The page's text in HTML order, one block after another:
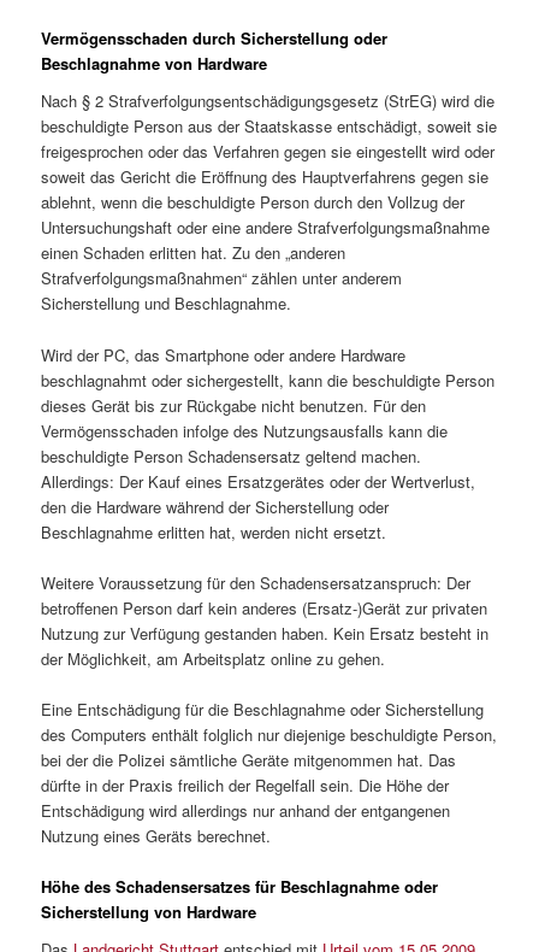
Vermögensschaden durch Sicherstellung oder
Beschlagnahme von Hardware
Nach § 2 Strafverfolgungsentschädigungsgesetz (StrEG) wird die
beschuldigte Person aus der Staatskasse entschädigt, soweit sie
freigesprochen oder das Verfahren gegen sie eingestellt wird oder
soweit das Gericht die Eröffnung des Hauptverfahrens gegen sie
ablehnt, wenn die beschuldigte Person durch den Vollzug der
Untersuchungshaft oder eine andere Strafverfolgungsmaßnahme
einen Schaden erlitten hat. Zu den „anderen
Strafverfolgungsmaßnahmen“ zählen unter anderem
Sicherstellung und Beschlagnahme.
Wird der PC, das Smartphone oder andere Hardware
beschlagnahmt oder sichergestellt, kann die beschuldigte Person
dieses Gerät bis zur Rückgabe nicht benutzen. Für den
Vermögensschaden infolge des Nutzungsausfalls kann die
beschuldigte Person Schadensersatz geltend machen.
Allerdings: Der Kauf eines Ersatzgerätes oder der Wertverlust,
den die Hardware während der Sicherstellung oder
Beschlagnahme erlitten hat, werden nicht ersetzt.
Weitere Voraussetzung für den Schadensersatzanspruch: Der
betroffenen Person darf kein anderes (Ersatz-)Gerät zur privaten
Nutzung zur Verfügung gestanden haben. Kein Ersatz besteht in
der Möglichkeit, am Arbeitsplatz online zu gehen.
Eine Entschädigung für die Beschlagnahme oder Sicherstellung
des Computers enthält folglich nur diejenige beschuldigte Person,
bei der die Polizei sämtliche Geräte mitgenommen hat. Das
dürfte in der Praxis freilich der Regelfall sein. Die Höhe der
Entschädigung wird allerdings nur anhand der entgangenen
Nutzung eines Geräts berechnet.
Höhe des Schadensersatzes für Beschlagnahme oder
Sicherstellung von Hardware